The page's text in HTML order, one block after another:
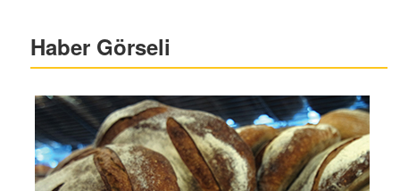
Haber Görseli